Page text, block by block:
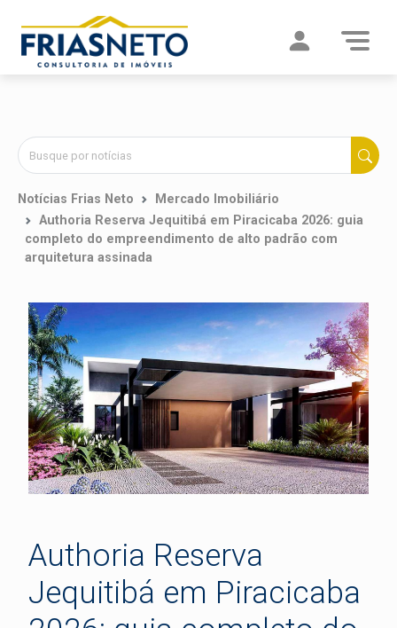
Notícias Frias Neto
Mercado Imobiliário
Authoria Reserva Jequitibá em Piracicaba 2026: guia
completo do empreendimento de alto padrão com
arquitetura assinada
Authoria Reserva
Jequitibá em Piracicaba